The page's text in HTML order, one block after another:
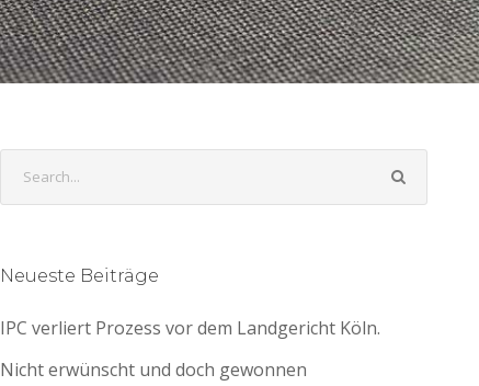
Neueste Beiträge
IPC verliert Prozess vor dem Landgericht Köln.
Nicht erwünscht und doch gewonnen